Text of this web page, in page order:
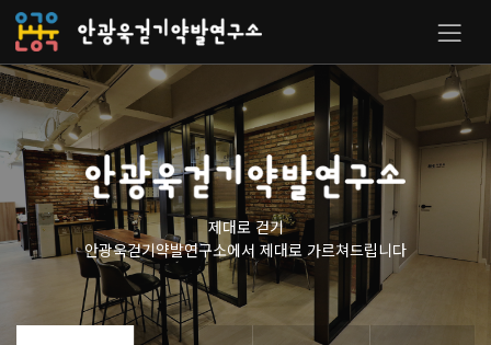
제대로 걷기
안광욱걷기약발연구소에서 제대로 가르쳐드립니다